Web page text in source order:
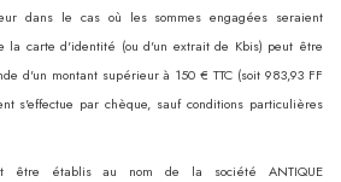
dans le cas où les sommes engagées seraient
la carte d'identité (ou d'un extrait de Kbis) peut être
d'un montant supérieur à 150 € TTC (soit 983,93 FF
s'effectue par chèque, sauf conditions particulières
être établis au nom de la société ANTIQUE